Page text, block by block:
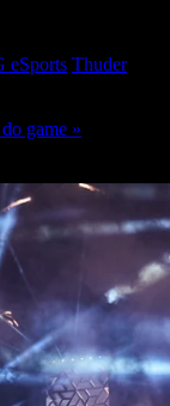
eSports Thuder
game »